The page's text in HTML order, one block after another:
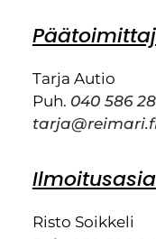
Tarja Autio
Puh. 040 586
Risto Soikkeli